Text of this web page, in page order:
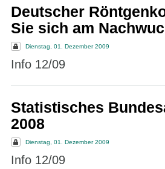
Deutscher
Sie sich am
Dienstag, 01. Dezember 2009
Info 12/09
Statistisches
2008
Dienstag, 01. Dezember 2009
Info 12/09